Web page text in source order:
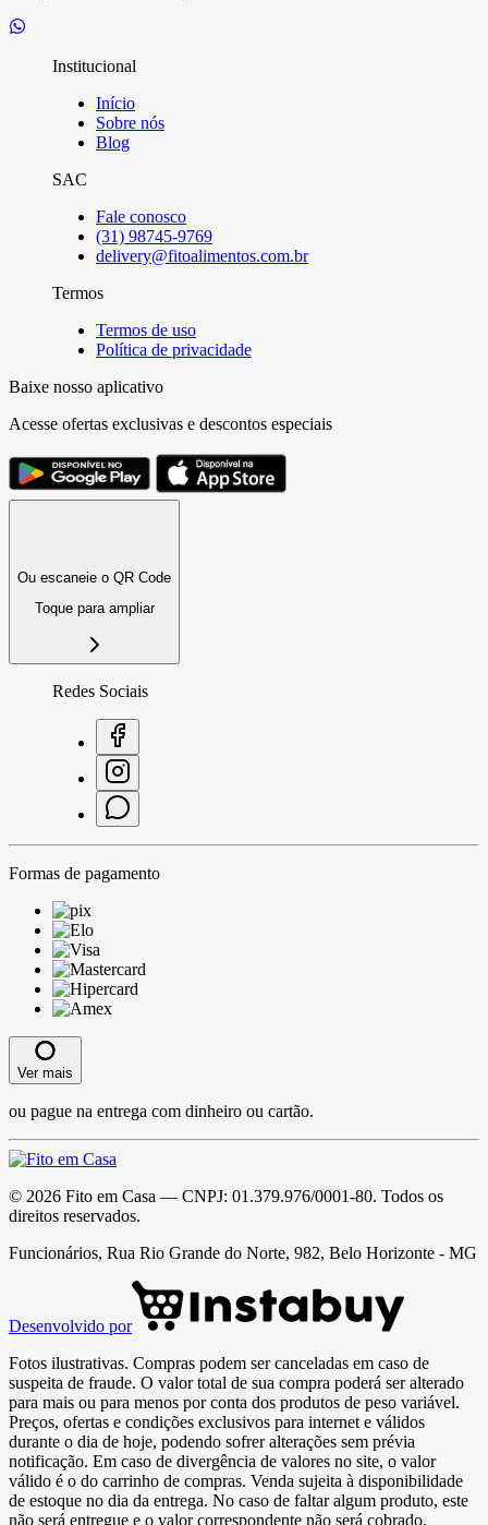
Institucional
Início
Sobre nós
Blog
SAC
Fale conosco
(31) 98745-9769
delivery@fitoalimentos.com.br
Termos
Termos de uso
Política de privacidade
Baixe nosso aplicativo
Acesse ofertas exclusivas e descontos especiais
Ou escaneie o QR Code
Toque para ampliar
Redes Sociais
Formas de pagamento
Ver mais
ou pague na entrega com dinheiro ou cartão.
© 2026 Fito em Casa — CNPJ: 01.379.976/0001-80. Todos os
direitos reservados.
Funcionários, Rua Rio Grande do Norte, 982, Belo Horizonte - MG
Desenvolvido por
Fotos ilustrativas. Compras podem ser canceladas em caso de
suspeita de fraude. O valor total de sua compra poderá ser alterado
para mais ou para menos por conta dos produtos de peso variável.
Preços, ofertas e condições exclusivos para internet e válidos
durante o dia de hoje, podendo sofrer alterações sem prévia
notificação. Em caso de divergência de valores no site, o valor
válido é o do carrinho de compras. Venda sujeita à disponibilidade
de estoque no dia da entrega. No caso de faltar algum produto, este
não será entregue e o valor correspondente não será cobrado.